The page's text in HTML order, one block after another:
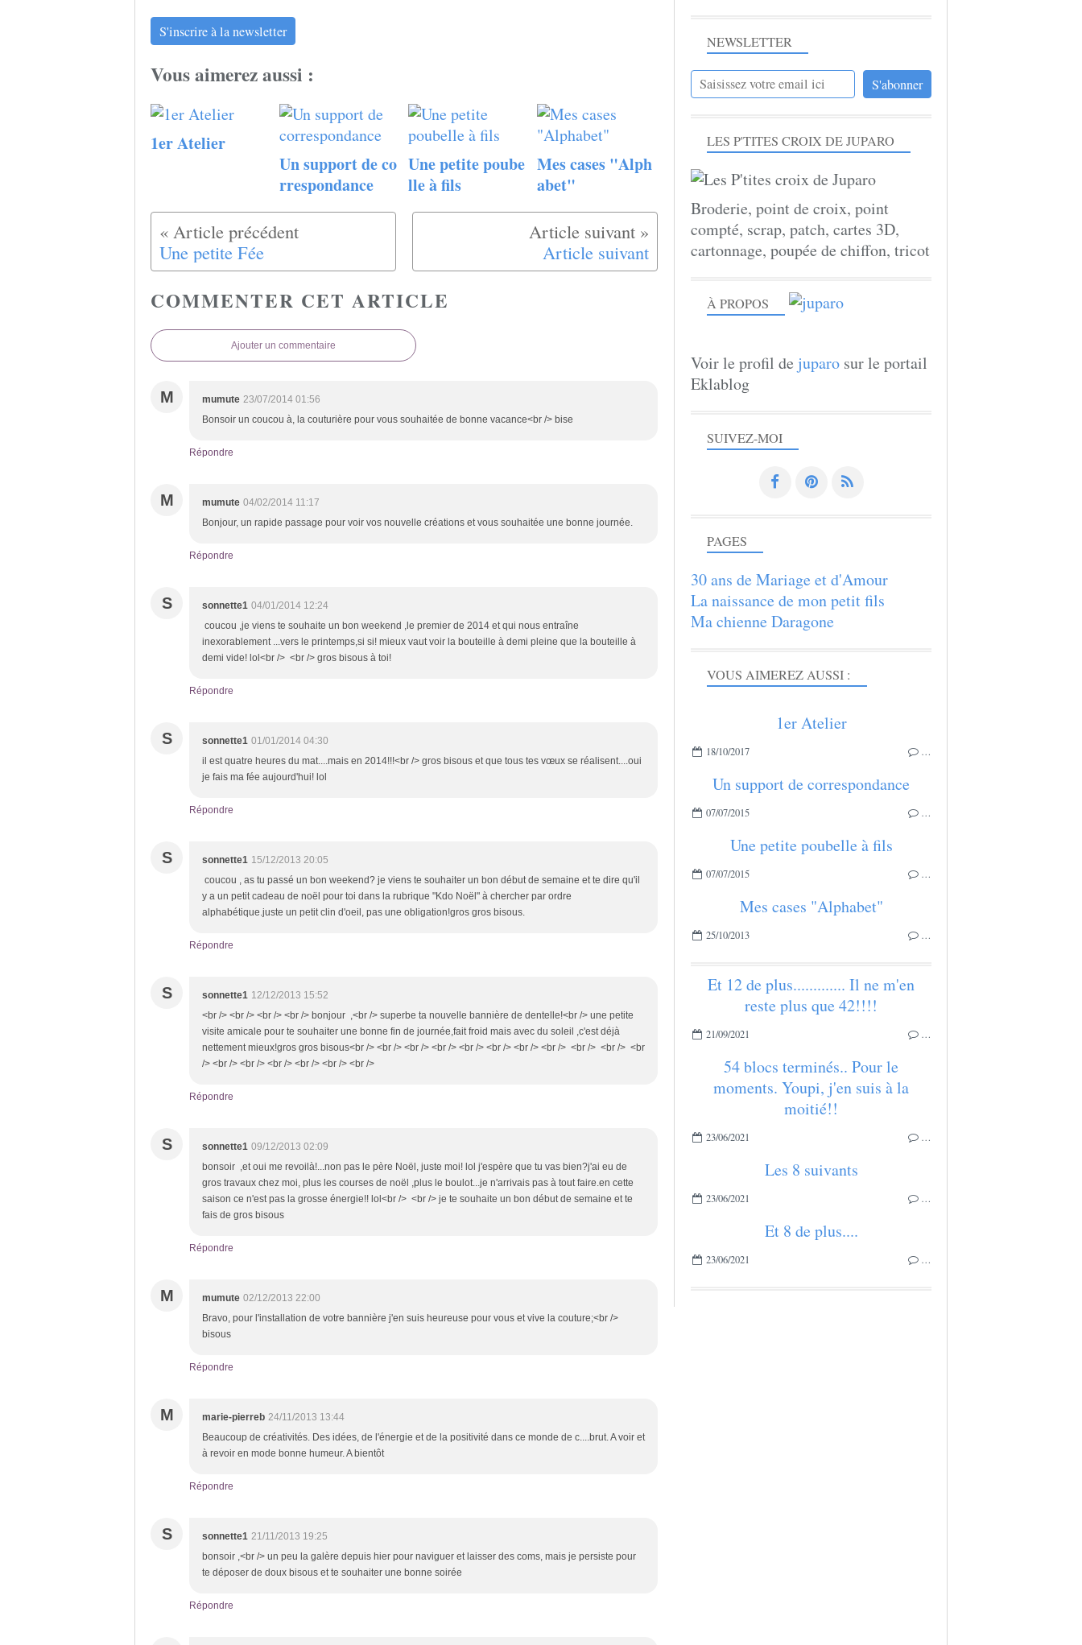
S'inscrire à la newsletter
Vous aimerez aussi :
1er Atelier
Un support de co
rrespondance
Une petite poube
lle à fils
Mes cases "Alph
abet"
Une petite Fée Article suivant
COMMENTER CET ARTICLE
Ajouter un commentaire
M mumute 23/07/2014 01:56
Bonsoir un coucou à, la couturière pour vous souhaitée de bonne vacance<br /> bise
Répondre
M mumute 04/02/2014 11:17
Bonjour, un rapide passage pour voir vos nouvelle créations et vous souhaitée une bonne journée.
Répondre
S sonnette1 04/01/2014 12:24
coucou ,je viens te souhaite un bon weekend ,le premier de 2014 et qui nous entraîne
inexorablement ...vers le printemps,si si! mieux vaut voir la bouteille à demi pleine que la bouteille à
demi vide! lol<br /> <br /> gros bisous à toi!
Répondre
S sonnette1 01/01/2014 04:30
il est quatre heures du mat....mais en 2014!!!<br /> gros bisous et que tous tes vœux se réalisent....oui
je fais ma fée aujourd'hui! lol
Répondre
S sonnette1 15/12/2013 20:05
coucou , as tu passé un bon weekend? je viens te souhaiter un bon début de semaine et te dire qu'il
y a un petit cadeau de noël pour toi dans la rubrique "Kdo Noël" à chercher par ordre
alphabétique.juste un petit clin d'oeil, pas une obligation!gros gros bisous.
Répondre
S sonnette1 12/12/2013 15:52
<br /> <br /> <br /> <br /> bonjour ,<br /> superbe ta nouvelle bannière de dentelle!<br /> une petite
visite amicale pour te souhaiter une bonne fin de journée,fait froid mais avec du soleil ,c'est déjà
nettement mieux!gros gros bisous<br /> <br /> <br /> <br /> <br /> <br /> <br /> <br /> <br /> <br /> <br
/> <br /> <br /> <br /> <br /> <br /> <br />
Répondre
S sonnette1 09/12/2013 02:09
bonsoir ,et oui me revoilà!...non pas le père Noël, juste moi! lol j'espère que tu vas bien?j'ai eu de
gros travaux chez moi, plus les courses de noël ,plus le boulot...je n'arrivais pas à tout faire.en cette
saison ce n'est pas la grosse énergie!! lol<br /> <br /> je te souhaite un bon début de semaine et te
fais de gros bisous
Répondre
M mumute 02/12/2013 22:00
Bravo, pour l'installation de votre bannière j'en suis heureuse pour vous et vive la couture;<br />
bisous
Répondre
M marie-pierreb 24/11/2013 13:44
Beaucoup de créativités. Des idées, de l'énergie et de la positivité dans ce monde de c....brut. A voir et
à revoir en mode bonne humeur. A bientôt
Répondre
S sonnette1 21/11/2013 19:25
bonsoir ,<br /> un peu la galère depuis hier pour naviguer et laisser des coms, mais je persiste pour
te déposer de doux bisous et te souhaiter une bonne soirée
Répondre
NEWSLETTER
SUIVEZ-MOI
LES P'TITES CROIX DE JUPARO
Broderie, point de croix, point
compté, scrap, patch, cartes 3D,
cartonnage, poupée de chiffon, tricot
À PROPOS
Voir le profil de juparo sur le portail
Eklablog
VOUS AIMEREZ AUSSI :
1er Atelier
18/10/2017 …
Un support de correspondance
07/07/2015 …
Une petite poubelle à fils
07/07/2015 …
Mes cases "Alphabet"
25/10/2013 …
Et 12 de plus............. Il ne m'en
reste plus que 42!!!!
21/09/2021 …
54 blocs terminés.. Pour le
moments. Youpi, j'en suis à la
moitié!!
23/06/2021 …
Les 8 suivants
23/06/2021 …
Et 8 de plus....
23/06/2021 …
PAGES
30 ans de Mariage et d'Amour
La naissance de mon petit fils
Ma chienne Daragone